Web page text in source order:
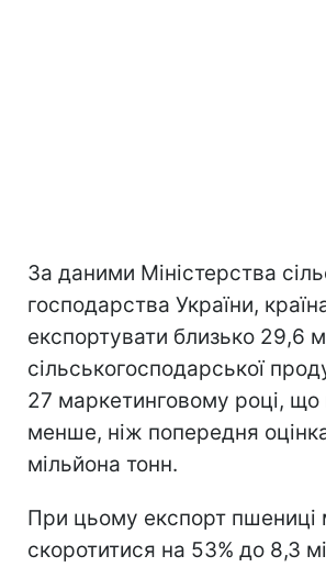
За даними Міністерства
господарства України,
експортувати близько 29,6
сільськогосподарської
27 маркетинговому році, що
менше, ніж попередня
мільйона тонн.
При цьому експорт
скоротитися на 53% до 8,3